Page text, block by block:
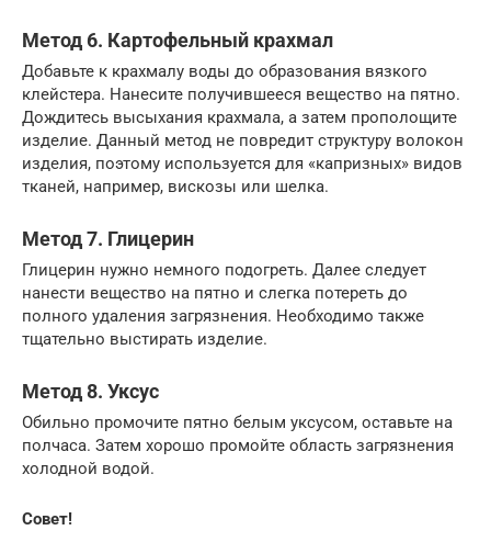
Метод 6. Картофельный крахмал
Добавьте к крахмалу воды до образования вязкого
клейстера. Нанесите получившееся вещество на пятно.
Дождитесь высыхания крахмала, а затем прополощите
изделие. Данный метод не повредит структуру волокон
изделия, поэтому используется для «капризных» видов
тканей, например, вискозы или шелка.
Метод 7. Глицерин
Глицерин нужно немного подогреть. Далее следует
нанести вещество на пятно и слегка потереть до
полного удаления загрязнения. Необходимо также
тщательно выстирать изделие.
Метод 8. Уксус
Обильно промочите пятно белым уксусом, оставьте на
полчаса. Затем хорошо промойте область загрязнения
холодной водой.
Совет!